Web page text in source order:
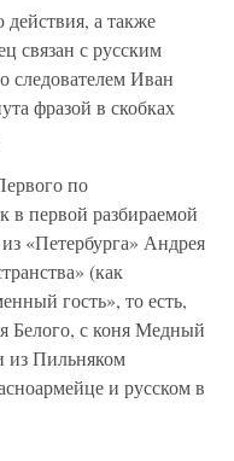
а также
связан с русским
следователем Иван
фразой в скобках
по
в первой разбираемой
«Петербурга» Андрея
(как
гость», то есть,
Белого, с коня Медный
из Пильняком
и русском в